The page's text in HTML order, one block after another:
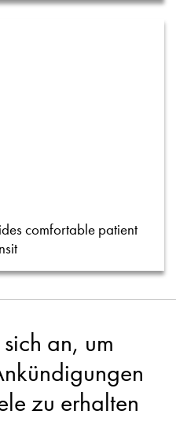
comfortable patient
an, um
zu erhalten